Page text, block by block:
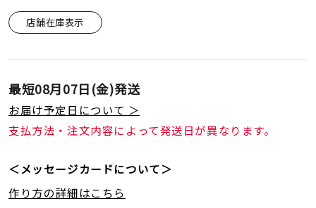
店舗在庫表示
最短08月07日(金)発送
お届け予定日について ＞
支払方法・注文内容によって発送日が異なります。
＜メッセージカードについて＞
作り方の詳細はこちら